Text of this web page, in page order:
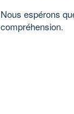
Nous espérons
compréhension.